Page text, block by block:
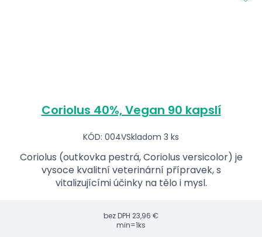
Coriolus 40%, Vegan 90 kapslí
KÓD: 004VSkladom 3 ks
Coriolus (outkovka pestrá, Coriolus versicolor) je
vysoce kvalitní veterinární přípravek, s
vitalizujícími účinky na tělo i mysl.
bez DPH 23,96 €
min=1ks